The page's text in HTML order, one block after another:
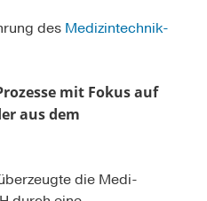
des Medizintechnik-
mit Fokus auf
aus dem
die Medi-